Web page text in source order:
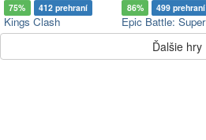
75% 412 prehraní
Kings Clash
86% 499 prehraní
Ďalšie hry